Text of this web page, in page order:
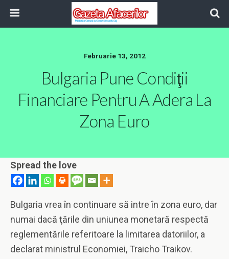
Februarie 13, 2012
Bulgaria Pune Condiţii
Financiare Pentru A Adera La
Zona Euro
Spread the love
Bulgaria vrea în continuare să intre în zona euro, dar
numai dacă ţările din uniunea monetară respectă
reglementările referitoare la limitarea datoriilor, a
declarat ministrul Economiei, Traicho Traikov.